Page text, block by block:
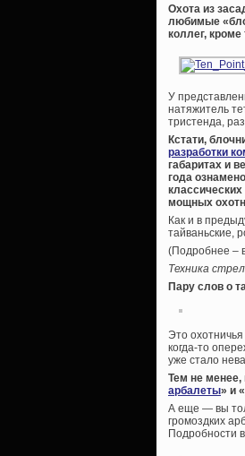
Охота из
любимые
коллег, кроме
У
натяжитель
тристенда,
Кстати,
разработки
габаритах и
года
мощных
Как и в
тайваньские,
(Подробнее –
Техника
Пару слов о
Это
когда-то
уже стало
Тем не менее,
арбалеты» и «
А еще — вы
громоздких
Подробности